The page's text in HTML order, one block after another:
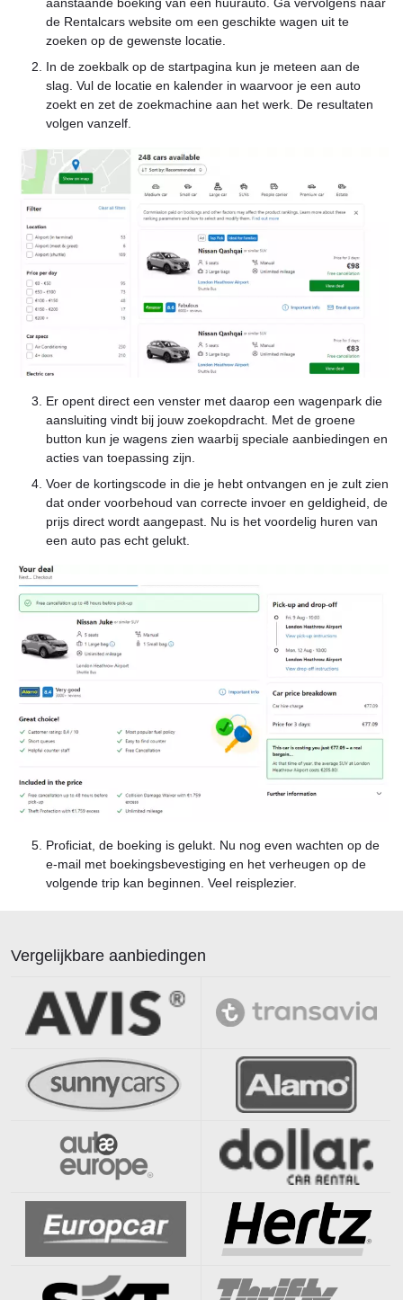
de Rentalcars website om een geschikte wagen uit te
zoeken op de gewenste locatie.
In de zoekbalk op de startpagina kun je meteen aan de
slag. Vul de locatie en kalender in waarvoor je een auto
zoekt en zet de zoekmachine aan het werk. De resultaten
volgen vanzelf.
Er opent direct een venster met daarop een wagenpark die
aansluiting vindt bij jouw zoekopdracht. Met de groene
button kun je wagens zien waarbij speciale aanbiedingen en
acties van toepassing zijn.
Voer de kortingscode in die je hebt ontvangen en je zult zien
dat onder voorbehoud van correcte invoer en geldigheid, de
prijs direct wordt aangepast. Nu is het voordelig huren van
een auto pas echt gelukt.
Proficiat, de boeking is gelukt. Nu nog even wachten op de
e-mail met boekingsbevestiging en het verheugen op de
volgende trip kan beginnen. Veel reisplezier.
Vergelijkbare aanbiedingen